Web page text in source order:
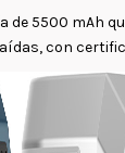
5500 mAh
con